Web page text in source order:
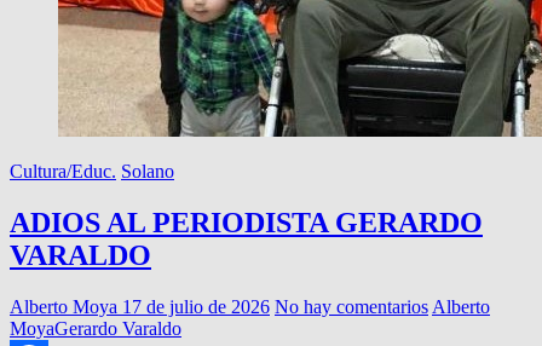
Cultura/Educ. Solano
ADIOS AL PERIODISTA GERARDO
VARALDO
Alberto Moya 17 de julio de 2026 No hay comentarios Alberto
MoyaGerardo Varaldo